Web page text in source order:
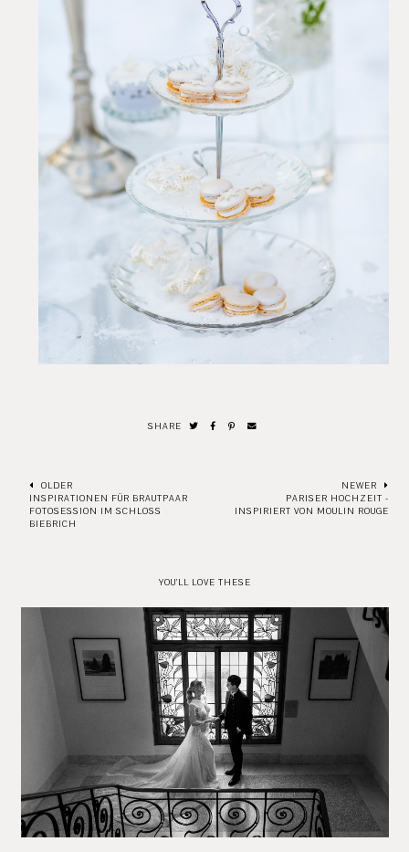
SHARE
OLDER
INSPIRATIONEN FÜR BRAUTPAAR
FOTOSESSION IM SCHLOSS
BIEBRICH
NEWER
PARISER HOCHZEIT -
INSPIRIERT VON MOULIN ROUGE
YOU'LL LOVE THESE